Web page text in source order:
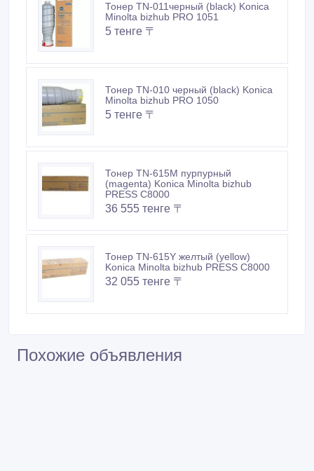
Тонер TN-011черный (black) Konica
Minolta bizhub PRO 1051
5 тенге 〒
Тонер TN-010 черный (black) Konica
Minolta bizhub PRO 1050
5 тенге 〒
Тонер TN-615M пурпурный
(magenta) Konica Minolta bizhub
PRESS C8000
36 555 тенге 〒
Тонер TN-615Y желтый (yellow)
Konica Minolta bizhub PRESS C8000
32 055 тенге 〒
Похожие объявления